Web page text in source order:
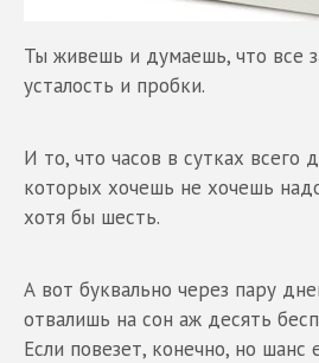
Ты живешь и думаешь, что все
усталость и пробки.
И то, что часов в сутках всего
которых хочешь не хочешь
хотя бы шесть.
А вот буквально через пару
отвалишь на сон аж десять
Если повезет, конечно, но шанс